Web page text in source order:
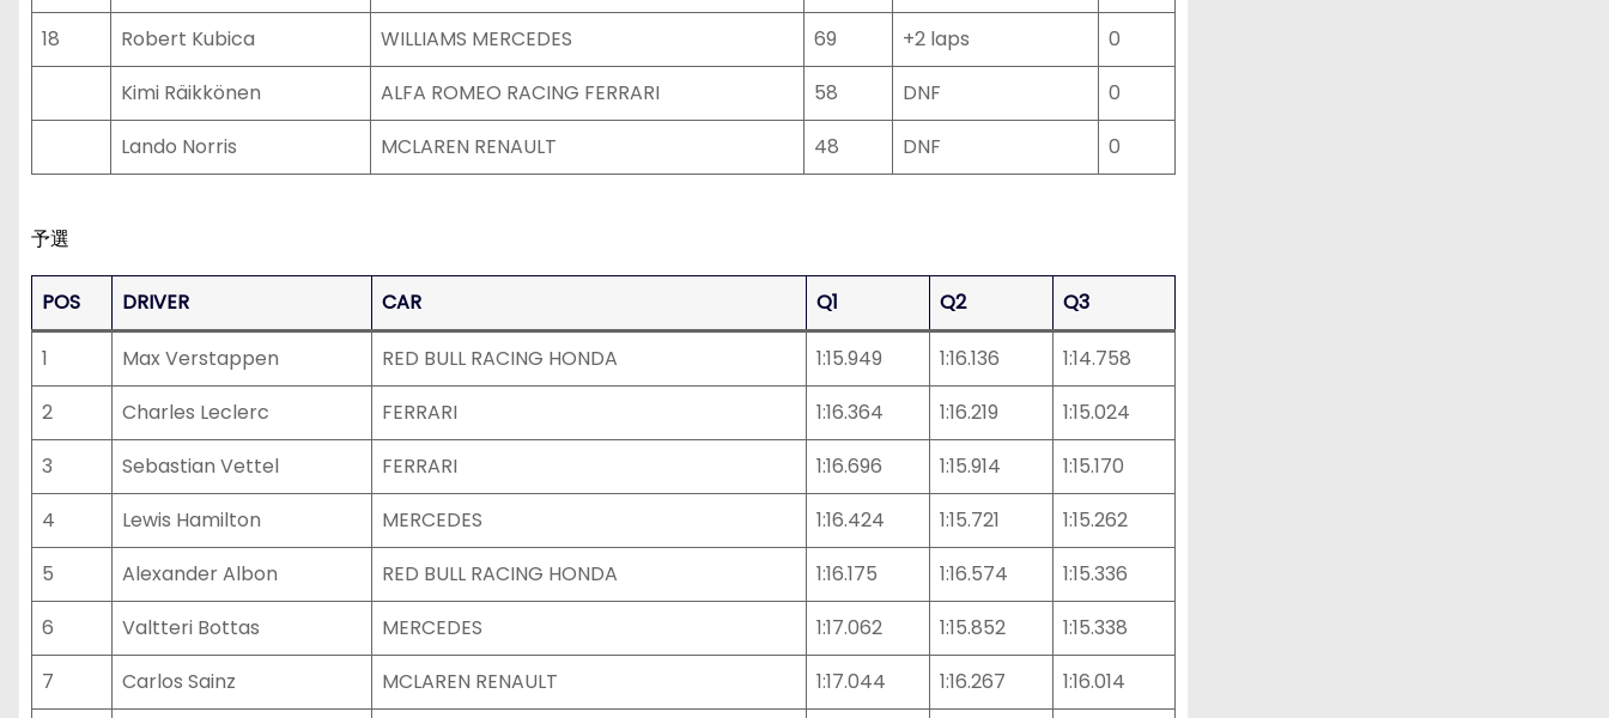
18
Robert Kubica WILLIAMS MERCEDES 69 +2 laps
0
Kimi Räikkönen
ALFA ROMEO RACING FERRARI 58 DNF
0
Lando Norris
MCLAREN RENAULT 48 DNF 0
予選
POS DRIVER CAR Q1 Q2 Q3
1 Max Verstappen RED BULL RACING HONDA 1:15.949 1:16.136
1:14.758
2
Charles Leclerc FERRARI 1:16.364 1:16.219
1:15.024
3
Sebastian Vettel FERRARI 1:16.696 1:15.914
1:15.170
4
Lewis Hamilton MERCEDES 1:16.424 1:15.721
1:15.262
5
Alexander Albon RED BULL RACING HONDA 1:16.175 1:16.574
1:15.336
6
Valtteri Bottas MERCEDES 1:17.062 1:15.852
1:15.338
7
Carlos Sainz MCLAREN RENAULT 1:17.044 1:16.267
1:16.014